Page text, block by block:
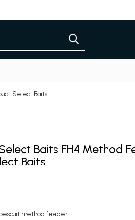
| Select Baits
Baits FH4 Method
Baits
method feeder.